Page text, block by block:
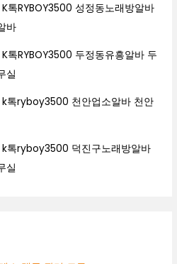
톡RYBOY3500 성정동노래방알바
바
톡RYBOY3500 두정동유흥알바 두
실
톡ryboy3500 천안업소알바 천안
톡ryboy3500 덕진구노래방알바
실